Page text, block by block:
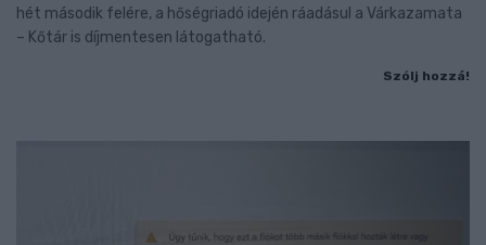
hét második felére, a hőségriadó idején ráadásul a Várkazamata
– Kőtár is díjmentesen látogatható.
Szólj hozzá!